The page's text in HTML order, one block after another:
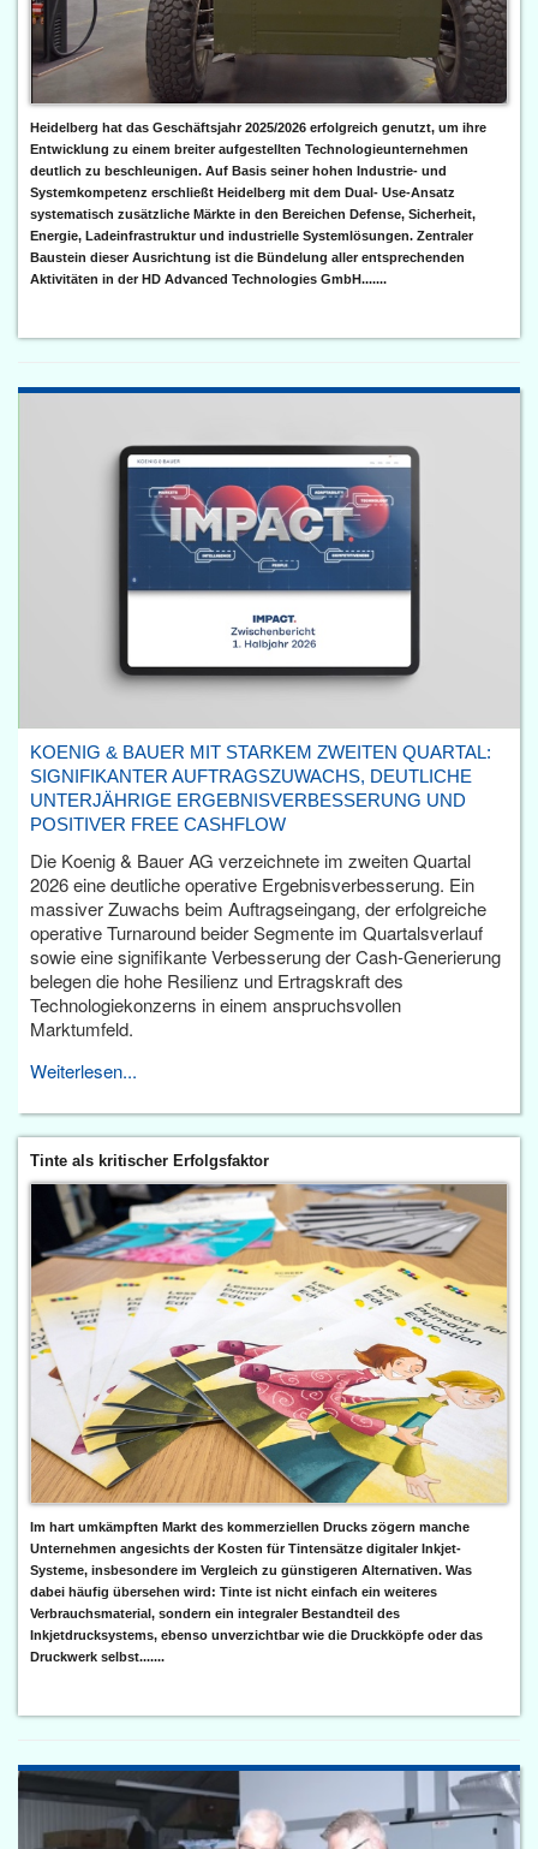
Heidelberg hat das Geschäftsjahr 2025/2026 erfolgreich genutzt, um ihre
Entwicklung zu einem breiter aufgestellten Technologieunternehmen
deutlich zu beschleunigen. Auf Basis seiner hohen Industrie- und
Systemkompetenz erschließt Heidelberg mit dem Dual- Use-Ansatz
systematisch zusätzliche Märkte in den Bereichen Defense, Sicherheit,
Energie, Ladeinfrastruktur und industrielle Systemlösungen. Zentraler
Baustein dieser Ausrichtung ist die Bündelung aller entsprechenden
Aktivitäten in der HD Advanced Technologies GmbH.......
KOENIG & BAUER MIT STARKEM ZWEITEN QUARTAL:
SIGNIFIKANTER AUFTRAGSZUWACHS, DEUTLICHE
UNTERJÄHRIGE ERGEBNISVERBESSERUNG UND
POSITIVER FREE CASHFLOW
Die Koenig & Bauer AG verzeichnete im zweiten Quartal
2026 eine deutliche operative Ergebnisverbesserung. Ein
massiver Zuwachs beim Auftragseingang, der erfolgreiche
operative Turnaround beider Segmente im Quartalsverlauf
sowie eine signifikante Verbesserung der Cash-Generierung
belegen die hohe Resilienz und Ertragskraft des
Technologiekonzerns in einem anspruchsvollen
Marktumfeld.
Weiterlesen...
Tinte als kritischer Erfolgsfaktor
Im hart umkämpften Markt des kommerziellen Drucks zögern manche
Unternehmen angesichts der Kosten für Tintensätze digitaler Inkjet-
Systeme, insbesondere im Vergleich zu günstigeren Alternativen. Was
dabei häufig übersehen wird: Tinte ist nicht einfach ein weiteres
Verbrauchsmaterial, sondern ein integraler Bestandteil des
Inkjetdrucksystems, ebenso unverzichtbar wie die Druckköpfe oder das
Druckwerk selbst.......